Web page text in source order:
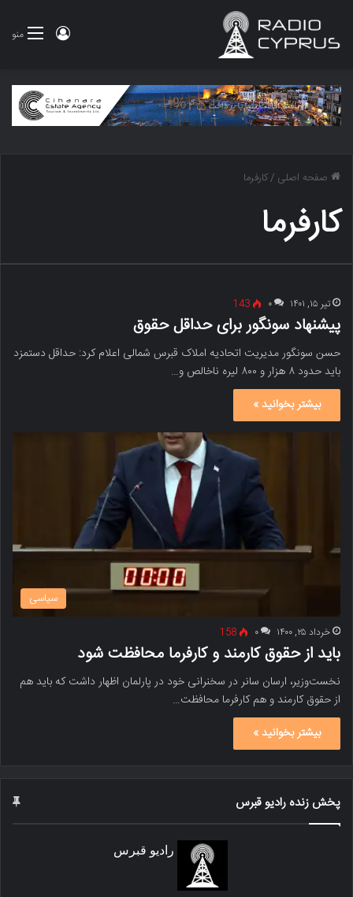
منو ورود
صفحه اصلی /کارفرما
کارفرما
تیر ۱۵, ۱۴۰۱ ۰ 143
پیشنهاد سونگور برای حداقل حقوق
حسن سونگور مدیریت اتحادیه املاک قبرس شمالی اعلام کرد: حداقل دستمزد
باید حدود ۸ هزار و ۸۰۰ لیره ناخالص و…
بیشتر بخوانید »
سیاسی
خرداد ۲۵, ۱۴۰۰ ۰ 158
باید از حقوق کارمند و کارفرما محافظت شود
نخست‌وزیر، ارسان سانر در سخنرانی خود در پارلمان اظهار داشت که باید هم
از حقوق کارمند و هم کارفرما محافظت…
بیشتر بخوانید »
پخش زنده رادیو قبرس
رادیو قبرس